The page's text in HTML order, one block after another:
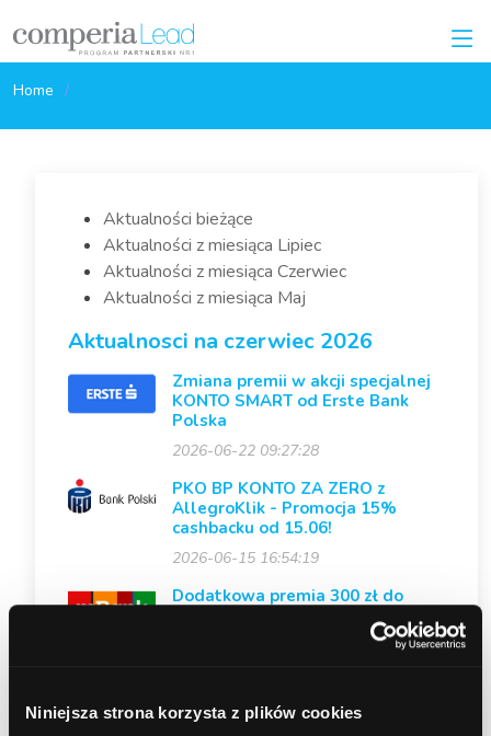
Niniejsza strona korzysta z plików cookies
Home
Aktualności bieżące
Aktualności z miesiąca Lipiec
Aktualności z miesiąca Czerwiec
Aktualności z miesiąca Maj
Aktualnosci na czerwiec 2026
Zmiana premii w akcji specjalnej
KONTO SMART od Erste Bank
Polska
2026-06-22 09:27:28
PKO BP KONTO ZA ZERO z
AllegroKlik - Promocja 15%
cashbacku od 15.06!
2026-06-15 16:54:19
Dodatkowa premia 300 zł do
każdego CPS! mBank - Konto dla
Nowa kampania – PRU (Produkty
pozabankowe)